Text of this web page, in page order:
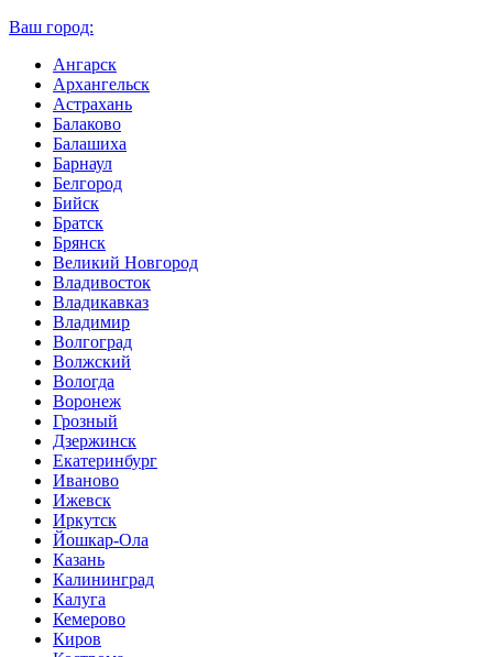
Ваш город:
Ангарск
Архангельск
Астрахань
Балаково
Балашиха
Барнаул
Белгород
Бийск
Братск
Брянск
Великий Новгород
Владивосток
Владикавказ
Владимир
Волгоград
Волжский
Вологда
Воронеж
Грозный
Дзержинск
Екатеринбург
Иваново
Ижевск
Иркутск
Йошкар-Ола
Казань
Калининград
Калуга
Кемерово
Киров